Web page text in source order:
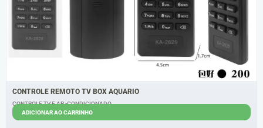
CONTROLE REMOTO TV BOX AQUARIO
CONTROLE TV E AR -CONDICIONADO
ADICIONAR AO CARRINHO